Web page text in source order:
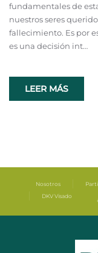
fundamentales de
nuestros seres
fallecimiento. Es por
es una decisión int…
LEER MÁS
Nosotros
DKV Visado